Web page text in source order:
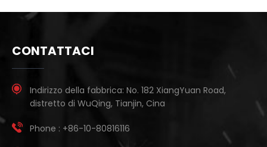
CONTATTACI
Indirizzo della fabbrica: No. 182 XiangYuan Road,
distretto di WuQing, Tianjin, Cina
Phone : +86-10-80816116